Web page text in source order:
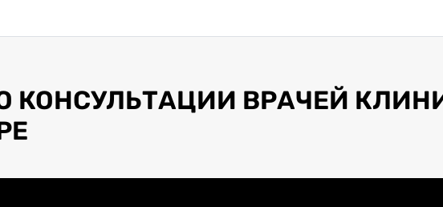
КОНСУЛЬТАЦИИ ВРАЧЕЙ